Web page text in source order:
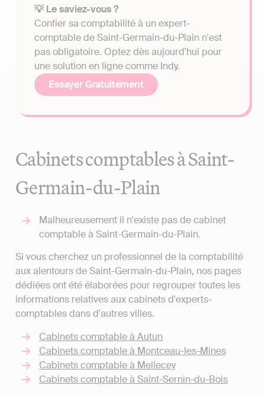
💡 Le saviez-vous ?
Confier sa comptabilité à un expert-
comptable de Saint-Germain-du-Plain n'est
pas obligatoire. Optez dès aujourd'hui pour
une solution en ligne comme Indy.
Essayer Gratuitement
Cabinets comptables à Saint-
Germain-du-Plain
Malheureusement il n'existe pas de cabinet
comptable à Saint-Germain-du-Plain.
Si vous cherchez un professionnel de la comptabilité
aux alentours de Saint-Germain-du-Plain, nos pages
dédiées ont été élaborées pour regrouper toutes les
informations relatives aux cabinets d'experts-
comptables dans d'autres villes.
Cabinets comptable à Autun
Cabinets comptable à Montceau-les-Mines
Cabinets comptable à Mellecey
Cabinets comptable à Saint-Sernin-du-Bois